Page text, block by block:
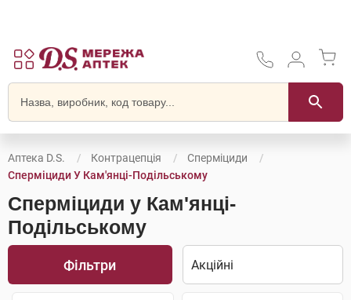
Аптека D.S. Контрацепція
Сперміциди
Сперміциди У Кам'янці-Подільському
Сперміциди у Кам'янці-
Подільському
Фільтри